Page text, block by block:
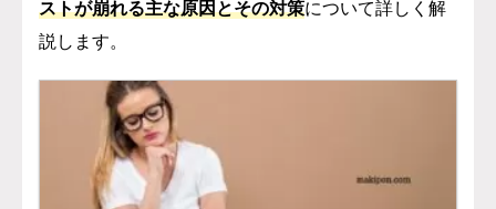
ストが崩れる主な原因とその対策について詳しく解
説します。